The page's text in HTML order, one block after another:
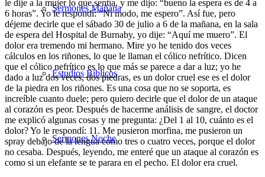
Sermones Mañana
Estudios Bíblicos
Sermones Noche
le dije a la mujer lo que sentía, y me dijo: “bueno la espera es de 4 a
6 horas”. Yo le respondí: “Ni modo, me espero”. Así fue, pero
déjeme decirle que el sábado 30 de julio a 6 de la mañana, en la sala
de espera del Hospital de Burnaby, yo dije: “Aquí me muero”. El
dolor era tremendo mi hermano. Mire yo he tenido dos veces
cálculos en los riñones, lo que le llaman el cólico nefrítico. Dicen
que el cólico nefrítico es lo que más se parece a dar a luz; yo he
dado a luz dos veces, dos piedras, es un dolor cruel ese es el dolor
de la piedra en los riñones. Es una cosa que no se soporta, es
increíble cuanto duele; pero quiero decirle que el dolor de un ataque
al corazón es peor. Después de hacerme análisis de sangre, el doctor
me explicó algunas cosas y me pregunta: ¿Del 1 al 10, cuánto es el
dolor? Yo le respondí: 11. Me pusieron morfina, me pusieron un
spray debajo de la lengua como tres o cuatro veces, porque el dolor
no cesaba. Después, leyendo, me enteré que un ataque al corazón es
como si un elefante se te parara en el pecho. El dolor era cruel.